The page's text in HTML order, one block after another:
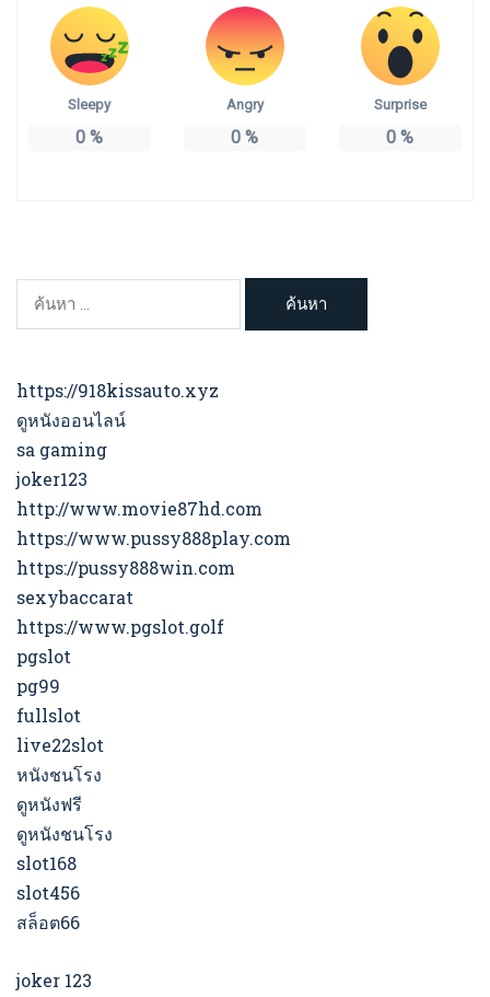
Sleepy
0 %
Angry
0 %
Surprise
0 %
ค้นหา
https://918kissauto.xyz
ดูหนังออนไลน์
sa gaming
joker123
http://www.movie87hd.com
https://www.pussy888play.com
https://pussy888win.com
sexybaccarat
https://www.pgslot.golf
pgslot
pg99
fullslot
live22slot
หนังชนโรง
ดูหนังฟรี
ดูหนังชนโรง
slot168
slot456
สล็อต66
joker 123